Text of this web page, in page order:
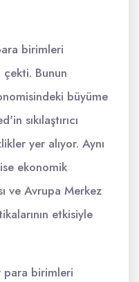
birimleri
çekti. Bunun
büyüme
sıkılaştırıcı
yer alıyor. Aynı
ekonomik
ve Avrupa Merkez
etkisiyle
para birimleri